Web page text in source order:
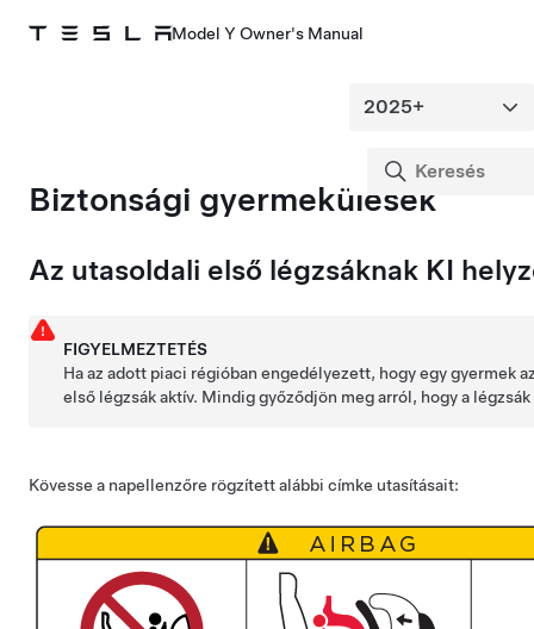
Model Y Owner's Manual
Biztonsági gyermekülések
Az utasoldali első légzsáknak KI
FIGYELMEZTETÉS
Ha az adott piaci régióban engedélyezett, hogy egy gyermek
első légzsák aktív. Mindig győződjön meg arról, hogy a
Kövesse a napellenzőre rögzített alábbi címke utasításait: